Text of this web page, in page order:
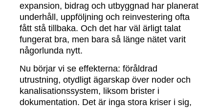
expansion, bidrag och utbyggnad har planerat
underhåll, uppföljning och reinvestering ofta
fått stå tillbaka. Och det har väl ärligt talat
fungerat bra, men bara så länge nätet varit
någorlunda nytt.
Nu börjar vi se effekterna: föråldrad
utrustning, otydligt ägarskap över noder och
kanalisationssystem, liksom brister i
dokumentation. Det är inga stora kriser i sig,